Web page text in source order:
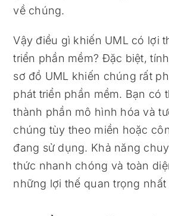
về chúng.
Vậy điều gì khiến UML có lợi
triển phần mềm? Đặc biệt,
sơ đồ UML khiến chúng rất
phát triển phần mềm. Bạn có
thành phần mô hình hóa và
chúng tùy theo miền hoặc
đang sử dụng. Khả năng
thức nhanh chóng và toàn
những lợi thế quan trọng nhất